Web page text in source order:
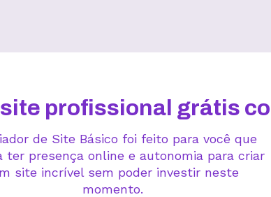
profissional grátis
de Site Básico foi feito para você que
ter presença online e autonomia para criar
site incrível sem poder investir neste
momento.